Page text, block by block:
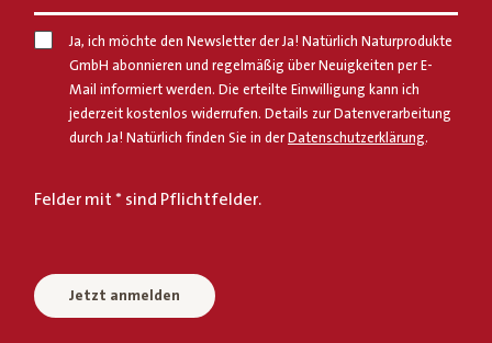
Ja, ich möchte den Newsletter der Ja! Natürlich Naturprodukte
GmbH abonnieren und regelmäßig über Neuigkeiten per E-
Mail informiert werden. Die erteilte Einwilligung kann ich
jederzeit kostenlos widerrufen. Details zur Datenverarbeitung
durch Ja! Natürlich finden Sie in derDatenschutzerklärung.
Felder mit * sind Pflichtfelder.
Jetzt anmelden